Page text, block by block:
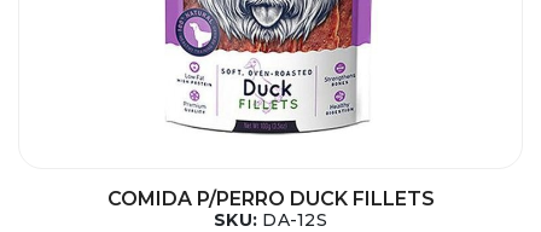
COMIDA P/PERRO DUCK FILLETS
SKU: DA-12S